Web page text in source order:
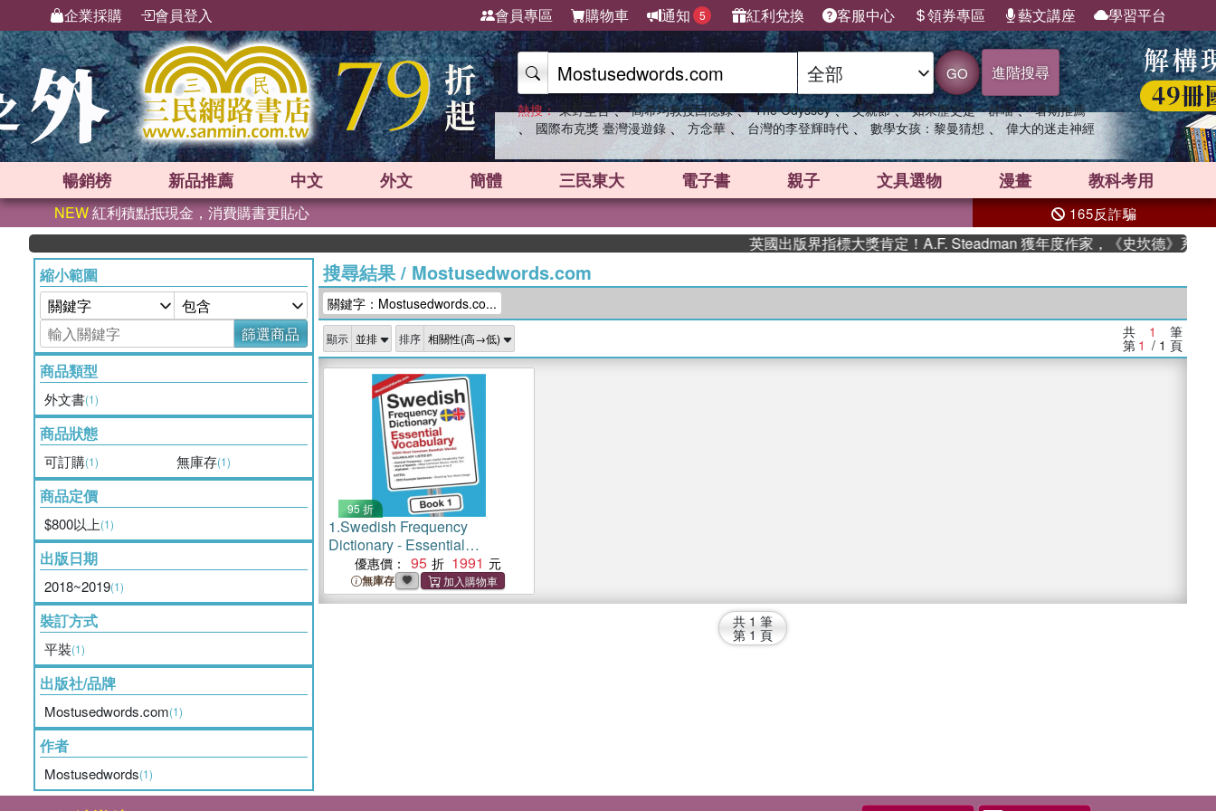
企業採購 會員登入 會員專區 購物車 通知 5 紅利兌換 客服中心 領券專區 藝文講座 學習平台
GO 進階搜尋
熱搜： 東野圭吾 、 高希均教授回憶錄 、 The Odyssey 、 父親節 、 如果歷史是一群喵 、 暑期推薦
、 國際布克獎 臺灣漫遊錄 、 方念華 、 台灣的李登輝時代 、 數學女孩：黎曼猜想 、 偉大的迷走神經
暢銷榜 新品推薦 中文 外文 簡體 三民東大 電子書 親子 文具選物 漫畫 教科考用
NEW紅利積點抵現金，消費購書更貼心 165反詐騙
英國出版界指標大獎肯定！A.F. Steadman 獲年度作家，《史坎德》系列帶
縮小範圍
篩選商品
商品類型
外文書(1)
商品狀態
可訂購(1) 無庫存(1)
商品定價
$800以上(1)
出版日期
2018~2019(1)
裝訂方式
平裝(1)
出版社/品牌
Mostusedwords.com(1)
作者
Mostusedwords(1)
搜尋結果/ Mostusedwords.com
關鍵字：Mostusedwords.co...
顯示 排序 共 1 筆
第 1 / 1 頁
95 折
1.Swedish Frequency
Dictionary - Essential
Vocabulary：2500 Most
Common Swedish Words
優惠價： 95 1991
無庫存
共 1 筆
第 1 頁